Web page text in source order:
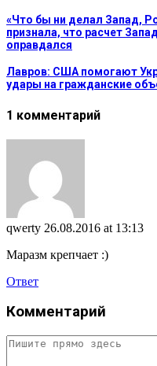
«Что бы ни делал Запад,
признала, что расчет
оправдался
Лавров: США помогают
удары на гражданские
1 комментарий
qwerty 26.08.2016 at 13:13
Маразм крепчает :)
Ответ
Комментарий